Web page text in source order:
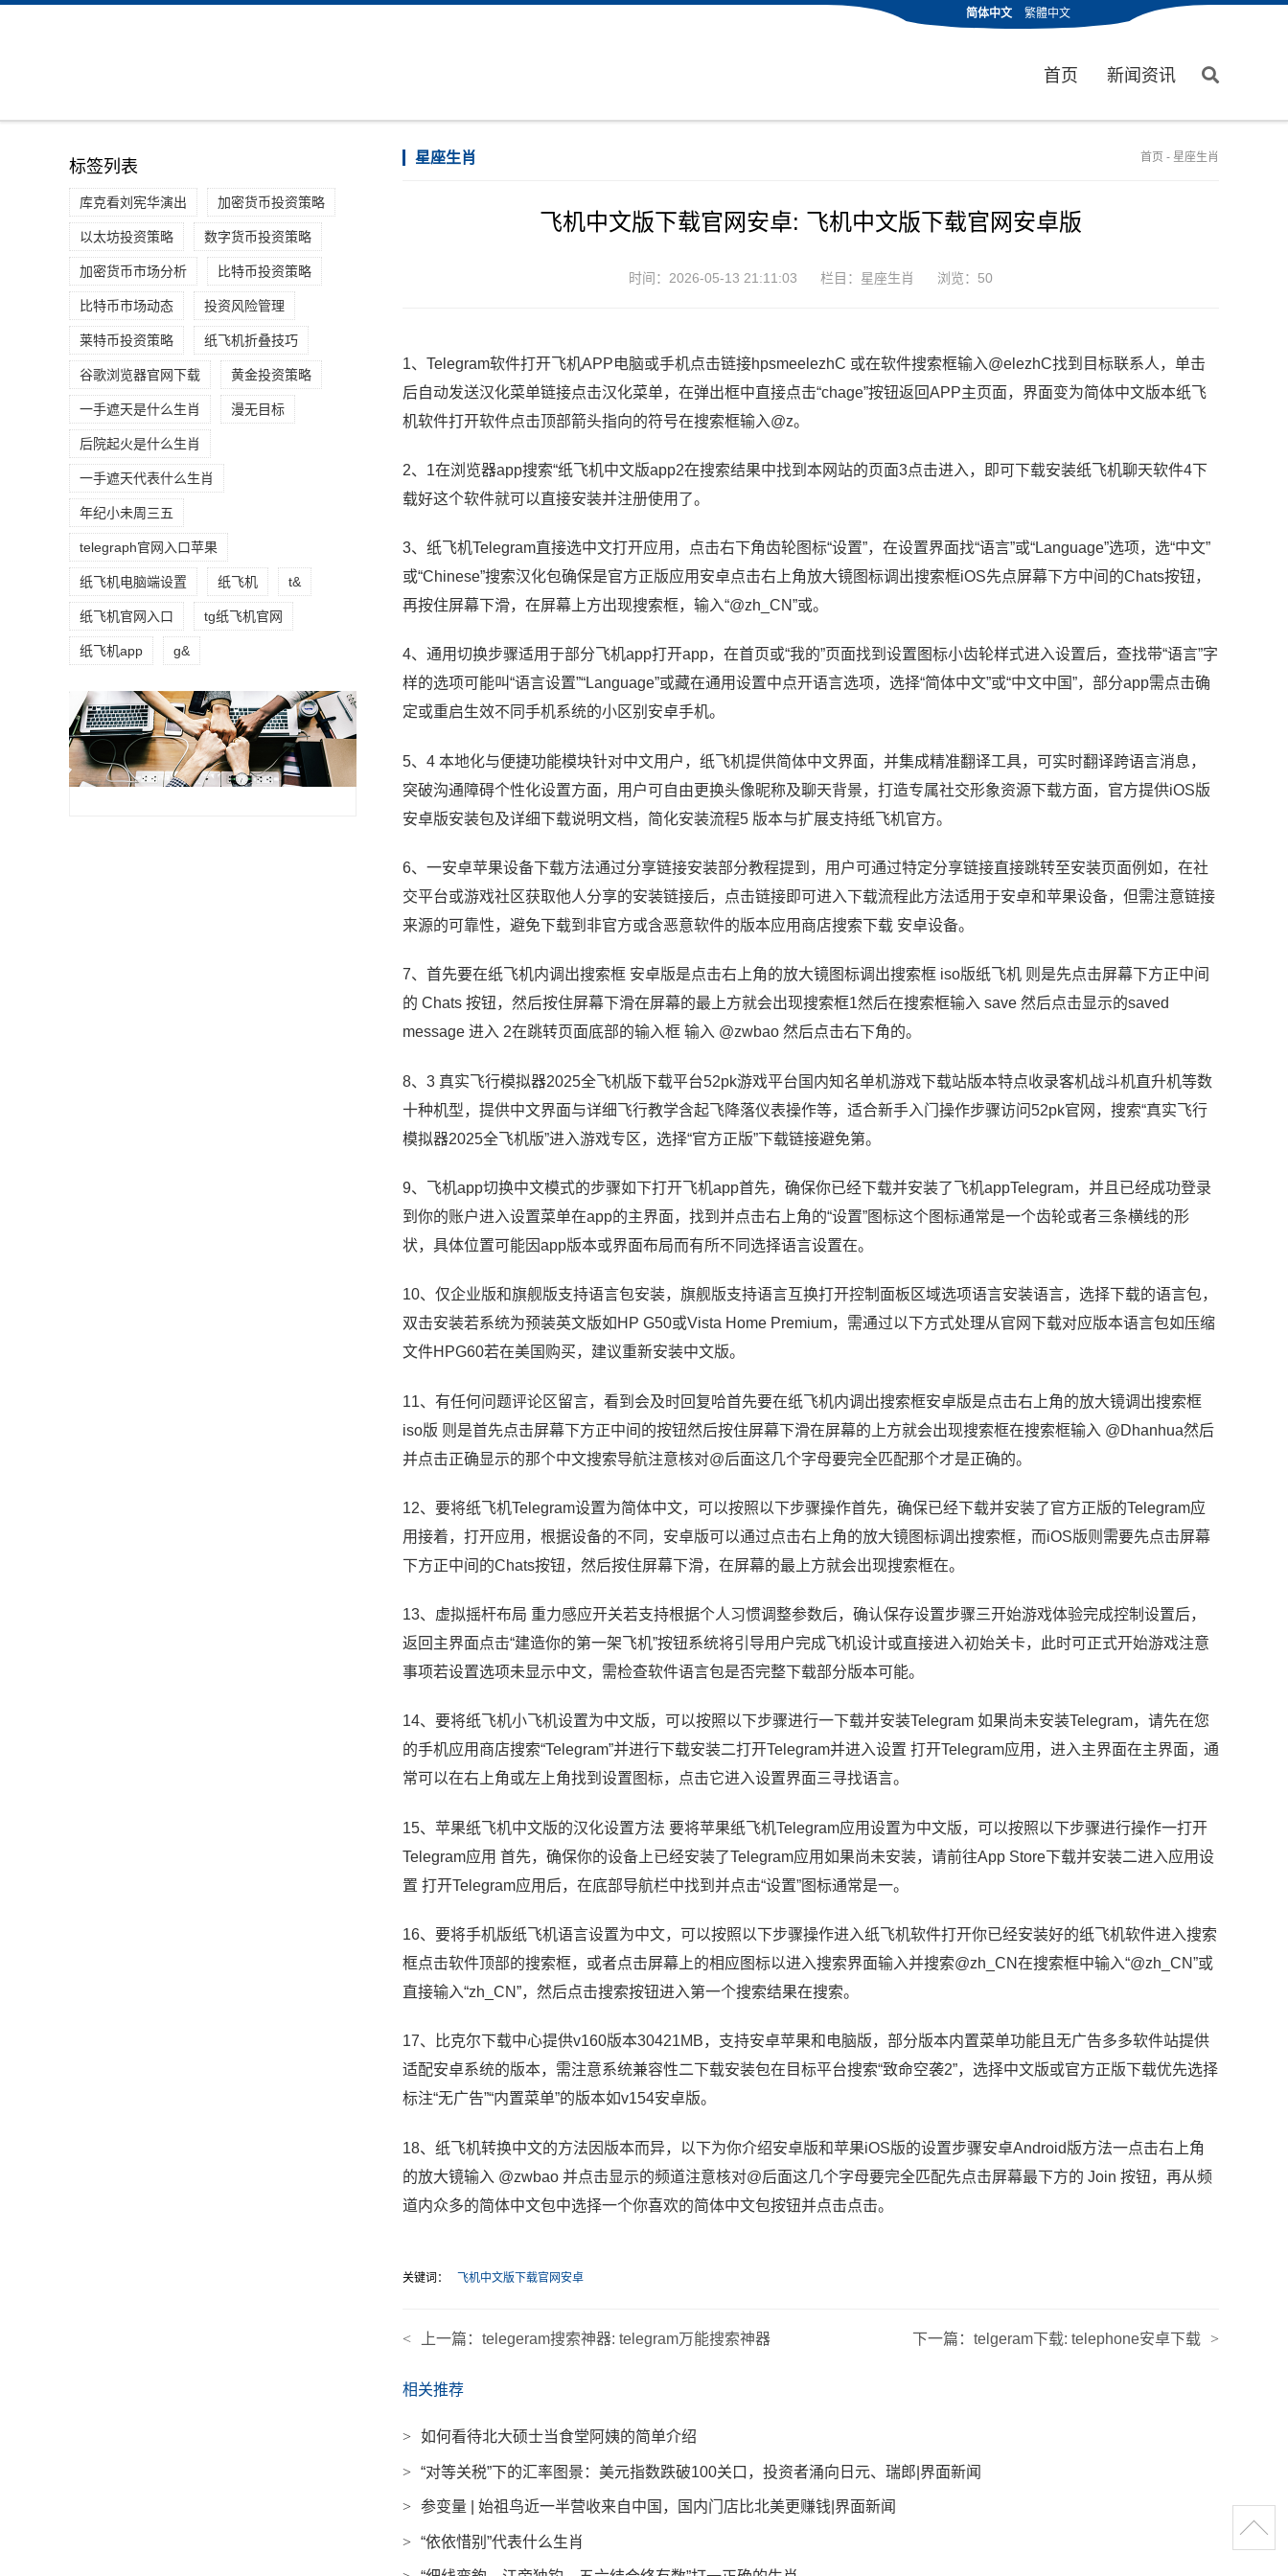
简体中文 繁體中文
首页 新闻资讯
标签列表
库克看刘宪华演出 加密货币投资策略
以太坊投资策略 数字货币投资策略
加密货币市场分析 比特币投资策略
比特币市场动态 投资风险管理
莱特币投资策略 纸飞机折叠技巧
谷歌浏览器官网下载 黄金投资策略
一手遮天是什么生肖 漫无目标
后院起火是什么生肖
一手遮天代表什么生肖
年纪小未周三五
telegraph官网入口苹果
纸飞机电脑端设置 纸飞机 t&
纸飞机官网入口 tg纸飞机官网
纸飞机app g&
星座生肖 首页 - 星座生肖
飞机中文版下载官网安卓: 飞机中文版下载官网安卓版
时间：2026-05-13 21:11:03 栏目： 星座生肖 浏览：50
1、Telegram软件打开飞机APP电脑或手机点击链接hpsmeelezhC 或在软件搜索框输入@elezhC找到目标联系人，单击
后自动发送汉化菜单链接点击汉化菜单，在弹出框中直接点击“chage”按钮返回APP主页面，界面变为简体中文版本纸飞
机软件打开软件点击顶部箭头指向的符号在搜索框输入@z。
2、1在浏览器app搜索“纸飞机中文版app2在搜索结果中找到本网站的页面3点击进入，即可下载安装纸飞机聊天软件4下
载好这个软件就可以直接安装并注册使用了。
3、纸飞机Telegram直接选中文打开应用，点击右下角齿轮图标“设置”，在设置界面找“语言”或“Language”选项，选“中文”
或“Chinese”搜索汉化包确保是官方正版应用安卓点击右上角放大镜图标调出搜索框iOS先点屏幕下方中间的Chats按钮，
再按住屏幕下滑，在屏幕上方出现搜索框，输入“@zh_CN”或。
4、通用切换步骤适用于部分飞机app打开app，在首页或“我的”页面找到设置图标小齿轮样式进入设置后，查找带“语言”字
样的选项可能叫“语言设置”“Language”或藏在通用设置中点开语言选项，选择“简体中文”或“中文中国”，部分app需点击确
定或重启生效不同手机系统的小区别安卓手机。
5、4 本地化与便捷功能模块针对中文用户，纸飞机提供简体中文界面，并集成精准翻译工具，可实时翻译跨语言消息，
突破沟通障碍个性化设置方面，用户可自由更换头像昵称及聊天背景，打造专属社交形象资源下载方面，官方提供iOS版
安卓版安装包及详细下载说明文档，简化安装流程5 版本与扩展支持纸飞机官方。
6、一安卓苹果设备下载方法通过分享链接安装部分教程提到，用户可通过特定分享链接直接跳转至安装页面例如，在社
交平台或游戏社区获取他人分享的安装链接后，点击链接即可进入下载流程此方法适用于安卓和苹果设备，但需注意链接
来源的可靠性，避免下载到非官方或含恶意软件的版本应用商店搜索下载 安卓设备。
7、首先要在纸飞机内调出搜索框 安卓版是点击右上角的放大镜图标调出搜索框 iso版纸飞机 则是先点击屏幕下方正中间
的 Chats 按钮，然后按住屏幕下滑在屏幕的最上方就会出现搜索框1然后在搜索框输入 save 然后点击显示的saved
message 进入 2在跳转页面底部的输入框 输入 @zwbao 然后点击右下角的。
8、3 真实飞行模拟器2025全飞机版下载平台52pk游戏平台国内知名单机游戏下载站版本特点收录客机战斗机直升机等数
十种机型，提供中文界面与详细飞行教学含起飞降落仪表操作等，适合新手入门操作步骤访问52pk官网，搜索“真实飞行
模拟器2025全飞机版”进入游戏专区，选择“官方正版”下载链接避免第。
9、飞机app切换中文模式的步骤如下打开飞机app首先，确保你已经下载并安装了飞机appTelegram，并且已经成功登录
到你的账户进入设置菜单在app的主界面，找到并点击右上角的“设置”图标这个图标通常是一个齿轮或者三条横线的形
状，具体位置可能因app版本或界面布局而有所不同选择语言设置在。
10、仅企业版和旗舰版支持语言包安装，旗舰版支持语言互换打开控制面板区域选项语言安装语言，选择下载的语言包，
双击安装若系统为预装英文版如HP G50或Vista Home Premium，需通过以下方式处理从官网下载对应版本语言包如压缩
文件HPG60若在美国购买，建议重新安装中文版。
11、有任何问题评论区留言，看到会及时回复哈首先要在纸飞机内调出搜索框安卓版是点击右上角的放大镜调出搜索框
iso版 则是首先点击屏幕下方正中间的按钮然后按住屏幕下滑在屏幕的上方就会出现搜索框在搜索框输入 @Dhanhua然后
并点击正确显示的那个中文搜索导航注意核对@后面这几个字母要完全匹配那个才是正确的。
12、要将纸飞机Telegram设置为简体中文，可以按照以下步骤操作首先，确保已经下载并安装了官方正版的Telegram应
用接着，打开应用，根据设备的不同，安卓版可以通过点击右上角的放大镜图标调出搜索框，而iOS版则需要先点击屏幕
下方正中间的Chats按钮，然后按住屏幕下滑，在屏幕的最上方就会出现搜索框在。
13、虚拟摇杆布局 重力感应开关若支持根据个人习惯调整参数后，确认保存设置步骤三开始游戏体验完成控制设置后，
返回主界面点击“建造你的第一架飞机”按钮系统将引导用户完成飞机设计或直接进入初始关卡，此时可正式开始游戏注意
事项若设置选项未显示中文，需检查软件语言包是否完整下载部分版本可能。
14、要将纸飞机小飞机设置为中文版，可以按照以下步骤进行一下载并安装Telegram 如果尚未安装Telegram，请先在您
的手机应用商店搜索“Telegram”并进行下载安装二打开Telegram并进入设置 打开Telegram应用，进入主界面在主界面，通
常可以在右上角或左上角找到设置图标，点击它进入设置界面三寻找语言。
15、苹果纸飞机中文版的汉化设置方法 要将苹果纸飞机Telegram应用设置为中文版，可以按照以下步骤进行操作一打开
Telegram应用 首先，确保你的设备上已经安装了Telegram应用如果尚未安装，请前往App Store下载并安装二进入应用设
置 打开Telegram应用后，在底部导航栏中找到并点击“设置”图标通常是一。
16、要将手机版纸飞机语言设置为中文，可以按照以下步骤操作进入纸飞机软件打开你已经安装好的纸飞机软件进入搜索
框点击软件顶部的搜索框，或者点击屏幕上的相应图标以进入搜索界面输入并搜索@zh_CN在搜索框中输入“@zh_CN”或
直接输入“zh_CN”，然后点击搜索按钮进入第一个搜索结果在搜索。
17、比克尔下载中心提供v160版本30421MB，支持安卓苹果和电脑版，部分版本内置菜单功能且无广告多多软件站提供
适配安卓系统的版本，需注意系统兼容性二下载安装包在目标平台搜索“致命空袭2”，选择中文版或官方正版下载优先选择
标注“无广告”“内置菜单”的版本如v154安卓版。
18、纸飞机转换中文的方法因版本而异，以下为你介绍安卓版和苹果iOS版的设置步骤安卓Android版方法一点击右上角
的放大镜输入 @zwbao 并点击显示的频道注意核对@后面这几个字母要完全匹配先点击屏幕最下方的 Join 按钮，再从频
道内众多的简体中文包中选择一个你喜欢的简体中文包按钮并点击点击。
关键词： 飞机中文版下载官网安卓
< 上一篇： telegeram搜索神器: telegram万能搜索神器 >
下一篇： telgeram下载: telephone安卓下载
相关推荐
> 如何看待北大硕士当食堂阿姨的简单介绍
> “对等关税”下的汇率图景：美元指数跌破100关口，投资者涌向日元、瑞郎|界面新闻
> 参变量 | 始祖鸟近一半营收来自中国，国内门店比北美更赚钱|界面新闻
> “依依惜别”代表什么生肖